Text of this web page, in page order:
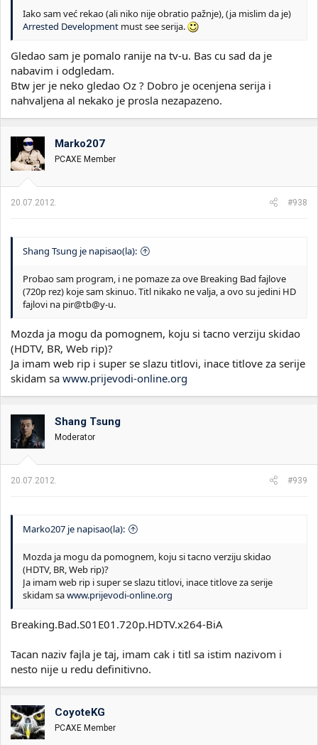
Iako sam već rekao (ali niko nije obratio pažnje), (ja mislim da je)
Arrested Development must see serija.
Gledao sam je pomalo ranije na tv-u. Bas cu sad da je
nabavim i odgledam.
Btw jer je neko gledao Oz ? Dobro je ocenjena serija i
nahvaljena al nekako je prosla nezapazeno.
Marko207
PCAXE Member
20.07.2012. #938
Shang Tsung je napisao(la):
Probao sam program, i ne pomaze za ove Breaking Bad fajlove
(720p rez) koje sam skinuo. Titl nikako ne valja, a ovo su jedini HD
fajlovi na pir@tb@y-u.
Mozda ja mogu da pomognem, koju si tacno verziju skidao
(HDTV, BR, Web rip)?
Ja imam web rip i super se slazu titlovi, inace titlove za serije
skidam sa www.prijevodi-online.org
Shang Tsung
Moderator
20.07.2012. #939
Marko207 je napisao(la):
Mozda ja mogu da pomognem, koju si tacno verziju skidao
(HDTV, BR, Web rip)?
Ja imam web rip i super se slazu titlovi, inace titlove za serije
skidam sawww.prijevodi-online.org
Breaking.Bad.S01E01.720p.HDTV.x264-BiA
Tacan naziv fajla je taj, imam cak i titl sa istim nazivom i
nesto nije u redu definitivno.
CoyoteKG
PCAXE Member